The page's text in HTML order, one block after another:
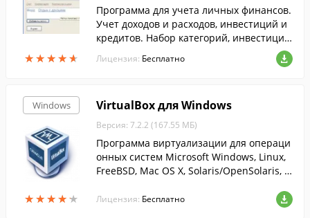
★★★★★
★★★★★
Программа для учета личных финансов.
Учет доходов и расходов, инвестиций и
кредитов. Набор категорий, инвестицио
нных инструментов, валют и счетов под
готовлен заранее.
Лицензия: Бесплатно
Windows
★★★★★
★★★★★
VirtualBox для Windows
Версия: 7.2.2 (167.55 МБ)
Программа виртуализации для операци
онных систем Microsoft Windows, Linux,
FreeBSD, Mac OS X, Solaris/OpenSolaris, R
Лицензия: Бесплатно